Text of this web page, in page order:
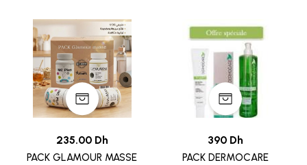
235.00 Dh
PACK GLAMOUR MASSE
390 Dh
PACK DERMOCARE